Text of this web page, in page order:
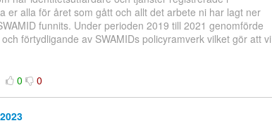
er alla för året som gått och allt det arbete ni har lagt ner
funnits. Under perioden 2019 till 2021 genomförde
förtydligande av SWAMIDs policyramverk vilket gör att vi
0 0